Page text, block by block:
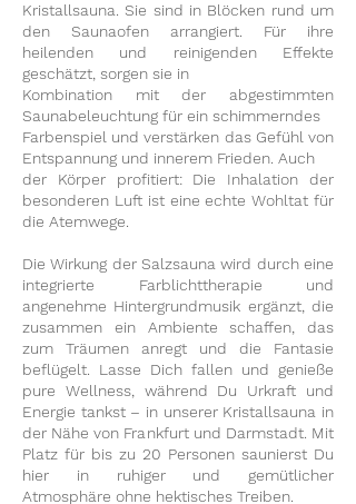
Kristallsauna. Sie sind in Blöcken rund um
den Saunaofen arrangiert. Für ihre
heilenden und reinigenden Effekte
geschätzt, sorgen sie in
Kombination mit der abgestimmten
Saunabeleuchtung für ein schimmerndes
Farbenspiel und verstärken das Gefühl von
Entspannung und innerem Frieden. Auch
der Körper profitiert: Die Inhalation der
besonderen Luft ist eine echte Wohltat für
die Atemwege.
Die Wirkung der Salzsauna wird durch eine
integrierte Farblichttherapie und
angenehme Hintergrundmusik ergänzt, die
zusammen ein Ambiente schaffen, das
zum Träumen anregt und die Fantasie
beflügelt. Lasse Dich fallen und genieße
pure Wellness, während Du Urkraft und
Energie tankst – in unserer Kristallsauna in
der Nähe von Frankfurt und Darmstadt. Mit
Platz für bis zu 20 Personen saunierst Du
hier in ruhiger und gemütlicher
Atmosphäre ohne hektisches Treiben.